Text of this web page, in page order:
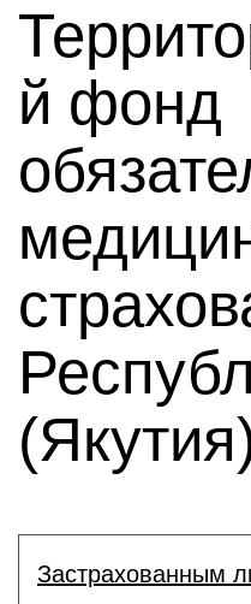
й фонд
Застрахованным